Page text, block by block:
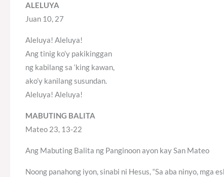
ALELUYA
Juan 10, 27
Aleluya! Aleluya!
Ang tinig ko’y pakikinggan
ng kabilang sa ‘king kawan,
ako’y kanilang susundan.
Aleluya! Aleluya!
MABUTING BALITA
Mateo 23, 13-22
Ang Mabuting Balita ng Panginoon ayon kay San Mateo
Noong panahong iyon, sinabi ni Hesus, “Sa aba ninyo, mga